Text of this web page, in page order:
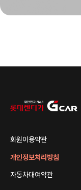
회원이용약관
개인정보처리방침
자동차대여약관